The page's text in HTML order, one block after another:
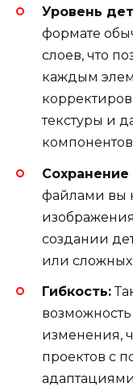
Уровень
формате
слоев, что
каждым
текстуры и
Сохранение
файлами вы
создании
или сложных
Гибкость:
изменения,
проектов с